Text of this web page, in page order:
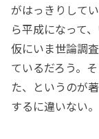
がはっきりして
ら平成になって
仮にいま世論調
ているだろう。
た、というのが
するに違いない。